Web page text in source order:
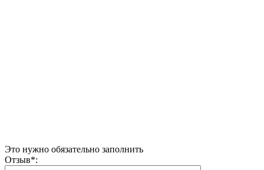
Это нужно обязательно заполнить
Отзыв*: